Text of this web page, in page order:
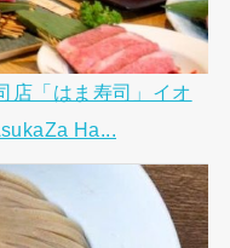
店「はま寿司」イオ
Ha...